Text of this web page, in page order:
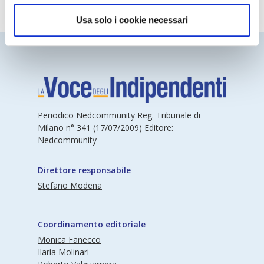
Usa solo i cookie necessari
Periodico Nedcommunity Reg. Tribunale di
Milano n° 341 (17/07/2009) Editore:
Nedcommunity
Direttore responsabile
Stefano Modena
Coordinamento editoriale
Monica Fanecco
Ilaria Molinari